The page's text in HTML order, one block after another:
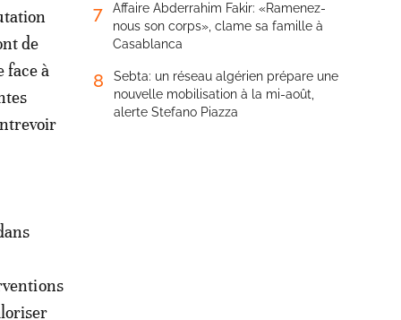
de
face à
7
Affaire Abderrahim Fakir: «Ramenez-
nous son corps», clame sa famille à
Casablanca
8
Sebta: un réseau algérien prépare une
nouvelle mobilisation à la mi-août,
alerte Stefano Piazza